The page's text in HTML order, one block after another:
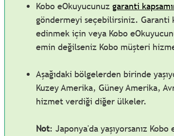
Kobo eOkuyucunuz garanti
göndermeyi seçebilirsiniz. Garanti
edinmek için veya Kobo
emin değilseniz Kobo müşteri
Aşağıdaki bölgelerden birinde
Kuzey Amerika, Güney Amerika,
hizmet verdiği diğer ülkeler.
Not: Japonya'da yaşıyorsanız